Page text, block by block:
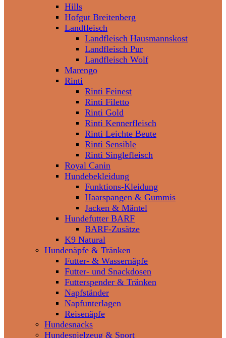
Hills
Hofgut Breitenberg
Landfleisch
Landfleisch Hausmannskost
Landfleisch Pur
Landfleisch Wolf
Marengo
Rinti
Rinti Feinest
Rinti Filetto
Rinti Gold
Rinti Kennerfleisch
Rinti Leichte Beute
Rinti Sensible
Rinti Singlefleisch
Royal Canin
Hundebekleidung
Funktions-Kleidung
Haarspangen & Gummis
Jacken & Mäntel
Hundefutter BARF
BARF-Zusätze
K9 Natural
Hundenäpfe & Tränken
Futter- & Wassernäpfe
Futter- und Snackdosen
Futterspender & Tränken
Napfständer
Napfunterlagen
Reisenäpfe
Hundesnacks
Hundespielzeug & Sport